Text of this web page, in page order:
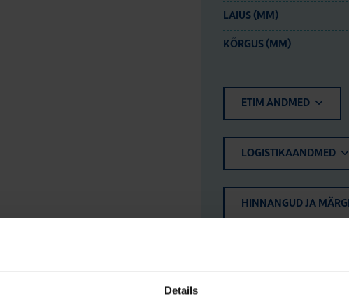
Details
LAIUS (MM)
KÕRGUS (MM)
ETIM ANDMED
LOGISTIKAANDMED
HINNANGUD JA